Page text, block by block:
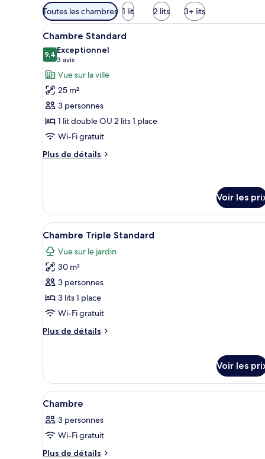
Filtres
disponibles
pour
les
chambres
Toutes les chambres 1 lit 2 lits 3+ lits
Afficher
toutes
les
photos
pour
ce
type
de
chambre :
Chambre
Une chambre à coucher
5
Chambre Standard
9,49,4 sur 10
Exceptionnel
3 avis
(3 avis)
Vue sur la ville
25 m²
3 personnes
1 lit double OU 2 lits 1 place
Wi-Fi gratuit
Plus de détails
Plus
type
de
chambre
Chambre
Standard
Voir les
Afficher
toutes
les
photos
pour
ce
type
chambre :
Standard
Une chambre d’hôtel avec
9
Chambre Triple Standard
Vue sur le jardin
30 m²
3 personnes
3 lits 1 place
Wi-Fi gratuit
Plus de détails
Plus
type
de
chambre
Chambre
Triple
Standard
Voir les
Afficher
toutes
les
photos
pour
Une chambre d’hôtel avec
9
Chambre
3 personnes
Wi-Fi gratuit
Plus de détails
Plus